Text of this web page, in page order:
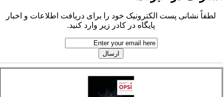
لطفاً نشانی پست الکترونیک خود را برای دریافت اطلاعات و اخبار
پایگاه در کادر زیر وارد کنید.